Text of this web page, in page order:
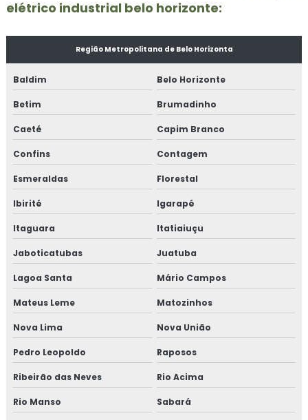
Empresa que faz pcmso
Empresa que faz pgr
Empresas de elevadores em bh
Empresas de manutenção de elevadores em bh
Escada rolante
Escada rolante belo horizonte
Escada rolante bh
Inspeção em segurança e saúde no ambiente de trabalho
Inspeções de segurança do trabalho
Instalação predial elétrica
Instalações elétricas projeto
Laudo ltcat insalubridade
elétrico industrial belo horizonte:
Região Metropolitana de Belo Horizonta
Baldim Belo Horizonte
Betim Brumadinho
Caeté Capim Branco
Confins Contagem
Esmeraldas Florestal
Ibirité Igarapé
Itaguara Itatiaiuçu
Jaboticatubas Juatuba
Lagoa Santa Mário Campos
Mateus Leme Matozinhos
Nova Lima Nova União
Pedro Leopoldo Raposos
Ribeirão das Neves Rio Acima
Rio Manso Sabará